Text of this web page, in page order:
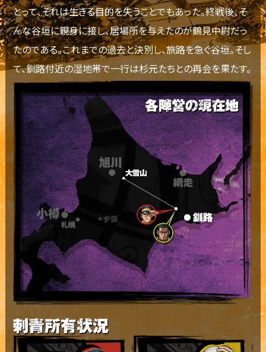
とって、それは生きる目的を失うことでもあった。終戦後、そ
んな谷垣に親身に接し、居場所を与えたのが鶴見中尉だっ
たのである。これまでの過去と決別し、旅路を急ぐ谷垣。そし
て、釧路付近の湿地帯で一行は杉元たちとの再会を果たす。